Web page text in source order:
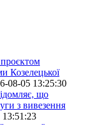
Козелецької
08-05 13:25:30
що
з вивезення
13:51:23